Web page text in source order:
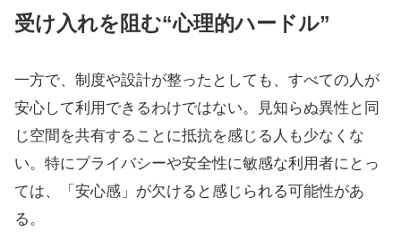
受け入れを阻む“心理的ハードル”
一方で、制度や設計が整ったとしても、すべての人が
安心して利用できるわけではない。見知らぬ異性と同
じ空間を共有することに抵抗を感じる人も少なくな
い。特にプライバシーや安全性に敏感な利用者にとっ
ては、「安心感」が欠けると感じられる可能性があ
る。